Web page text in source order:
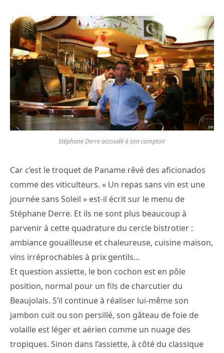
Stéphane Derre accoudé à son comptoir
Car c’est le troquet de Paname rêvé des aficionados
comme des viticulteurs. « Un repas sans vin est une
journée sans Soleil » est-il écrit sur le menu de
Stéphane Derre. Et ils ne sont plus beaucoup à
parvenir à cette quadrature du cercle bistrotier :
ambiance gouailleuse et chaleureuse, cuisine maison,
vins irréprochables à prix gentils…
Et question assiette, le bon cochon est en pôle
position, normal pour un fils de charcutier du
Beaujolais. S’il continue à réaliser lui-même son
jambon cuit ou son persillé, son gâteau de foie de
volaille est léger et aérien comme un nuage des
tropiques. Sinon dans l’assiette, à côté du classique